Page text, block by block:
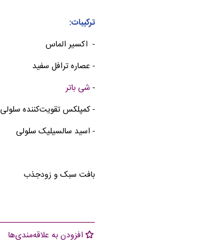
ترکیبات:
- اکسیر الماس
- عصاره ترافل سفید
- شی باتر
- کمپلکس تقویت‌کننده سلولی
- اسید سالسیلیک سلولی
بافت سبک و زودجذب
افزودن به علاقه‌مندی‌ها